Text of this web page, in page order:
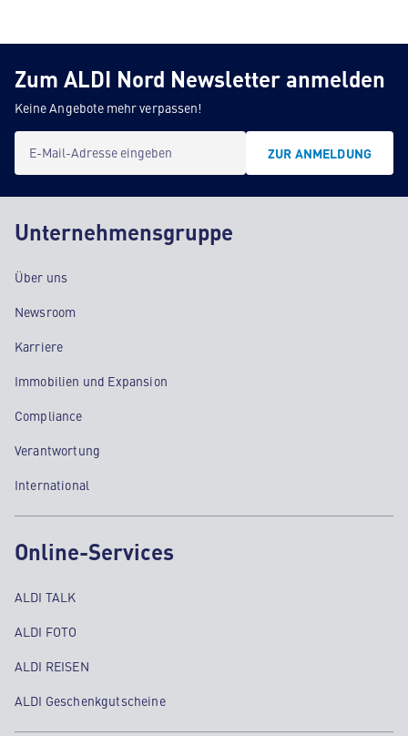
Zum ALDI Nord Newsletter anmelden
Keine Angebote mehr verpassen!
E-Mail-Adresse eingeben ZUR ANMELDUNG
Unternehmensgruppe
Über uns
Newsroom
Karriere
Immobilien und Expansion
Compliance
Verantwortung
International
Online-Services
ALDI TALK
ALDI FOTO
ALDI REISEN
ALDI Geschenkgutscheine